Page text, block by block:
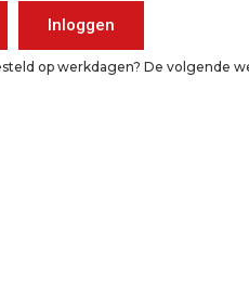
Inloggen
op werkdagen? De volgende